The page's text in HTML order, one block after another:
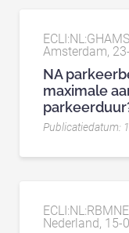
Amsterdam,
NA
maximale
Publicatiedatum:
Nederland, 15-